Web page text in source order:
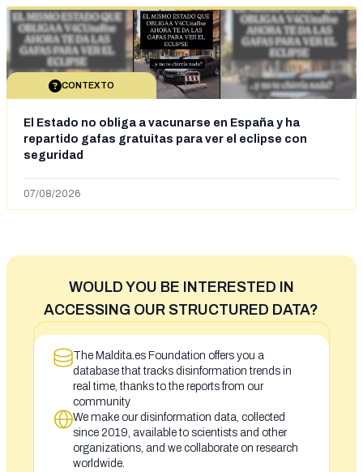
CONTEXTO
El Estado no obliga a vacunarse en España y ha
repartido gafas gratuitas para ver el eclipse con
seguridad
07/08/2026
WOULD YOU BE INTERESTED IN
ACCESSING OUR STRUCTURED DATA?
The Maldita.es Foundation offers you a
database that tracks disinformation trends in
real time, thanks to the reports from our
community
We make our disinformation data, collected
since 2019, available to scientists and other
organizations, and we collaborate on research
worldwide.